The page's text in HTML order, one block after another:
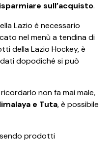
sull’acquisto.
Lazio è necessario
nel menù a tendina di
della Lazio Hockey, è
dopodiché si può
non fa mai male,
e Tuta, è possibile
prodotti